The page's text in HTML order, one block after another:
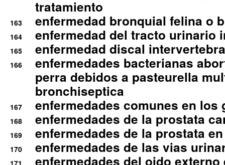
tratamiento
163 enfermedad bronquial felina o
164 enfermedad del tracto urinario
165 enfermedad discal
166
enfermedades bacterianas
perra debidos a pasteurella
bronchiseptica
167 enfermedades comunes en los
168 enfermedades de la prostata
169 enfermedades de la prostata
170 enfermedades de las vias
enfermedades del oido